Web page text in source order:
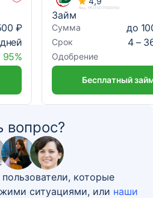
₽
95%
Лиц. №2110177000192
Займ
Сумма до
Срок 4 –
Одобрение
Бесплатный
вопрос?
которые
ситуациями, или наши